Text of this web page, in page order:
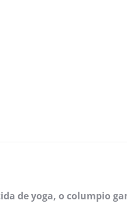
de yoga, o columpio